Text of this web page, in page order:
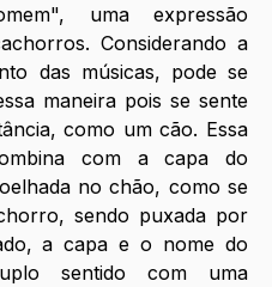
uma expressão
Considerando a
das músicas, pode se
maneira pois se sente
como um cão. Essa
com a capa do
no chão, como se
sendo puxada por
a capa e o nome do
sentido com uma